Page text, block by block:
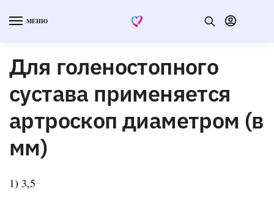
МЕНЮ
Для голеностопного
сустава применяется
артроскоп диаметром (в
мм)
1) 3,5